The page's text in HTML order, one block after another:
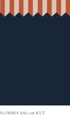
SAS con RUT